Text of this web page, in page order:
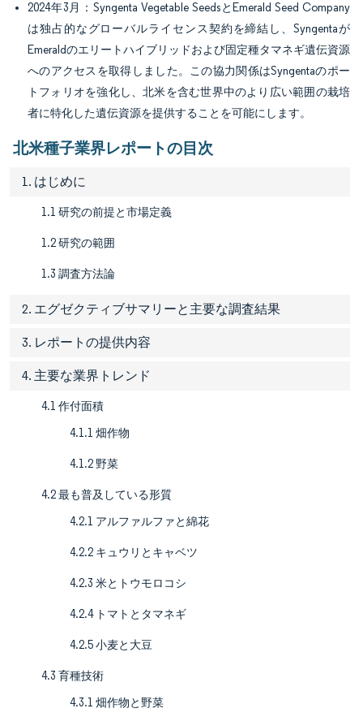
2024年3月：Syngenta Vegetable SeedsとEmerald Seed Company
は独占的なグローバルライセンス契約を締結し、Syngentaが
Emeraldのエリートハイブリッドおよび固定種タマネギ遺伝資源
へのアクセスを取得しました。この協力関係はSyngentaのポー
トフォリオを強化し、北米を含む世界中のより広い範囲の栽培
者に特化した遺伝資源を提供することを可能にします。
北米種子業界レポートの目次
1. はじめに
1.1 研究の前提と市場定義
1.2 研究の範囲
1.3 調査方法論
2. エグゼクティブサマリーと主要な調査結果
3. レポートの提供内容
4. 主要な業界トレンド
4.1 作付面積
4.1.1 畑作物
4.1.2 野菜
4.2 最も普及している形質
4.2.1 アルファルファと綿花
4.2.2 キュウリとキャベツ
4.2.3 米とトウモロコシ
4.2.4 トマトとタマネギ
4.2.5 小麦と大豆
4.3 育種技術
4.3.1 畑作物と野菜